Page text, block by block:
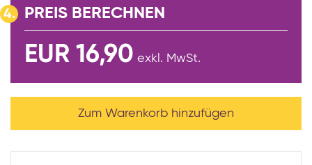
4. PREIS BERECHNEN
EUR 16,90 exkl. MwSt.
Zum Warenkorb hinzufügen